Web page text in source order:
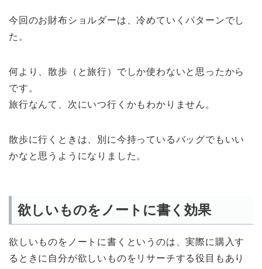
今回のお財布ショルダーは、冷めていくパターンでし
た。
何より、散歩（と旅行）でしか使わないと思ったから
です。
旅行なんて、次にいつ行くかもわかりません。
散歩に行くときは、別に今持っているバッグでもいい
かなと思うようになりました。
欲しいものをノートに書く効果
欲しいものをノートに書くというのは、実際に購入す
るときに自分が欲しいものをリサーチする役目もあり